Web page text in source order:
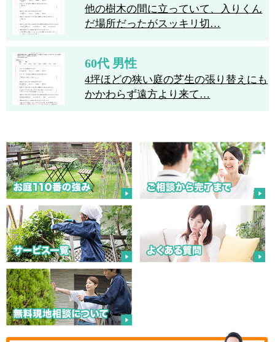
他の樹木の間に立っていて、入りくん
だ場所だったがスッキリ切…
60代 男性
4坪ほどの狭い庭の芝生の張り替えにも
かかわらず遠方より来て…